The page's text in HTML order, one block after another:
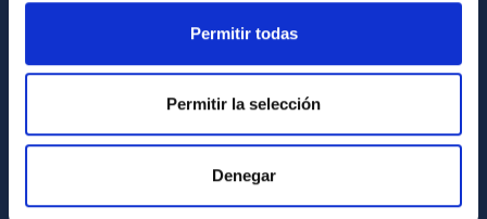
Permitir todas
Permitir la selección
Denegar
Código ético y política antifraude
Igualdad y diversidad de género
Forever IAC
Medio Ambiente y Sostenibilidad
Proyectos institucionales